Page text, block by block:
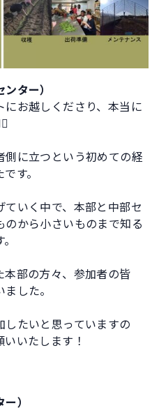
ター）
にお越しくださり、本当に
側に立つという初めての経
す。
ていく中で、本部と中部セ
のから小さいものまで知る
本部の方々、参加者の皆
した。
たいと思っていますの
いたします！
）